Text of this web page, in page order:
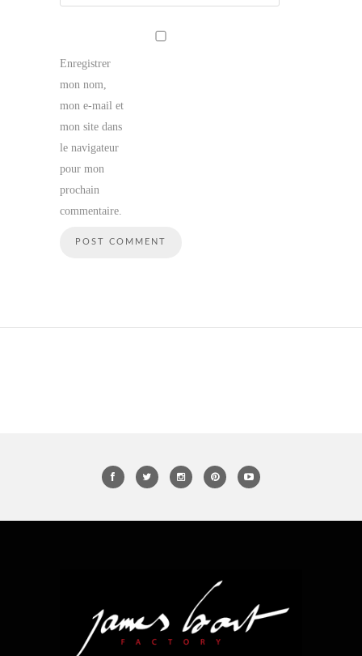
Enregistrer
mon nom,
mon e-mail et
mon site dans
le navigateur
pour mon
prochain
commentaire.